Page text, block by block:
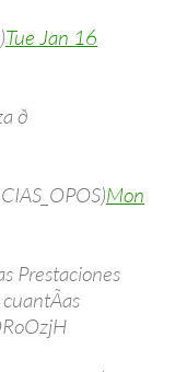
Tue Jan 16
Mon
Prestaciones